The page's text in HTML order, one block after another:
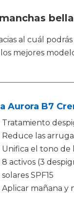
al cuál
mejores
Aurora B7
Tratamiento
Reduce las
Unifica el tono de
8 activos (3
solares SPF15
Aplicar mañana y